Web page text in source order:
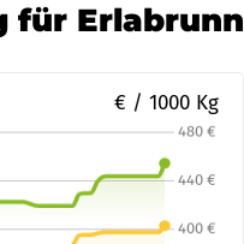
für Erlabrunn
€ / 1000 Kg